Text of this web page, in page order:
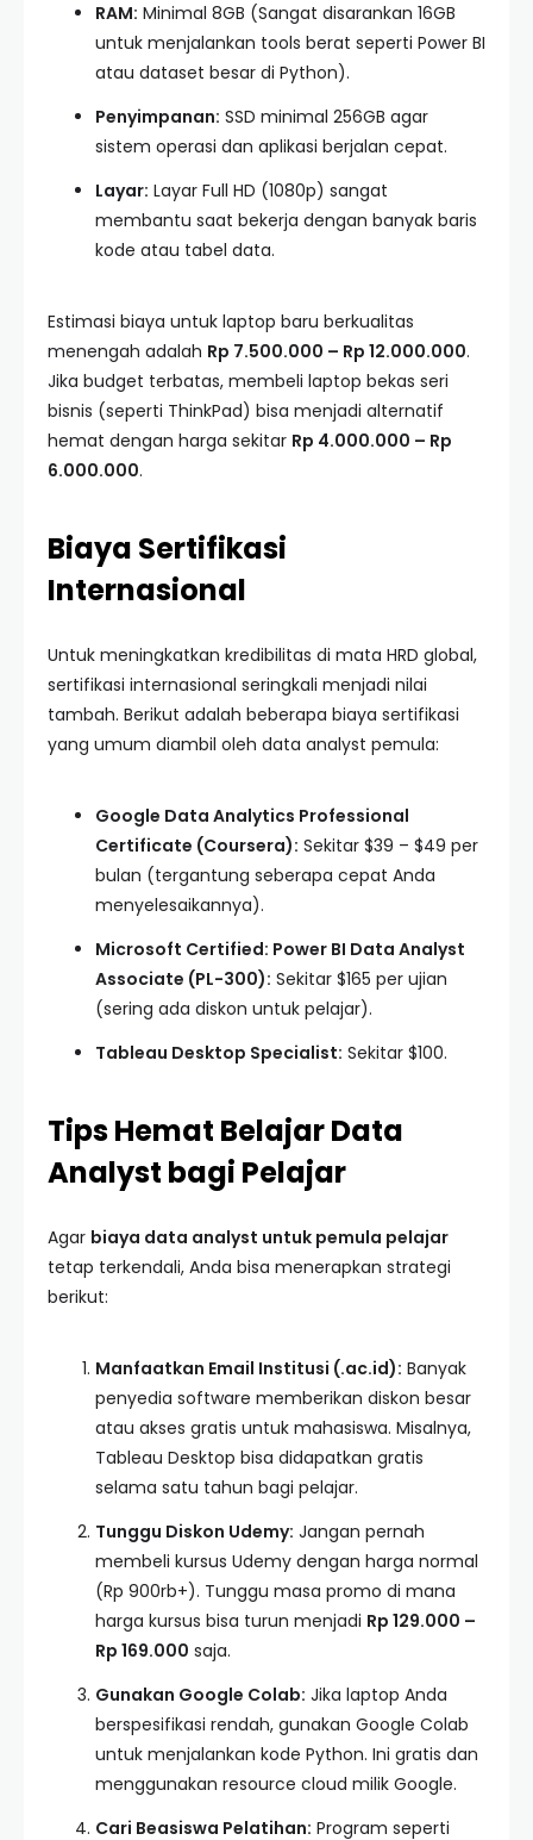
RAM: Minimal 8GB (Sangat disarankan 16GB
untuk menjalankan tools berat seperti Power BI
atau dataset besar di Python).
Penyimpanan: SSD minimal 256GB agar
sistem operasi dan aplikasi berjalan cepat.
Layar: Layar Full HD (1080p) sangat
membantu saat bekerja dengan banyak baris
kode atau tabel data.
Estimasi biaya untuk laptop baru berkualitas
menengah adalah Rp 7.500.000 – Rp 12.000.000.
Jika budget terbatas, membeli laptop bekas seri
bisnis (seperti ThinkPad) bisa menjadi alternatif
hemat dengan harga sekitar Rp 4.000.000 – Rp
6.000.000.
Biaya Sertifikasi
Internasional
Untuk meningkatkan kredibilitas di mata HRD global,
sertifikasi internasional seringkali menjadi nilai
tambah. Berikut adalah beberapa biaya sertifikasi
yang umum diambil oleh data analyst pemula:
Google Data Analytics Professional
Certificate (Coursera): Sekitar $39 – $49 per
bulan (tergantung seberapa cepat Anda
menyelesaikannya).
Microsoft Certified: Power BI Data Analyst
Associate (PL-300): Sekitar $165 per ujian
(sering ada diskon untuk pelajar).
Tableau Desktop Specialist: Sekitar $100.
Tips Hemat Belajar Data
Analyst bagi Pelajar
Agar biaya data analyst untuk pemula pelajar
tetap terkendali, Anda bisa menerapkan strategi
berikut:
Manfaatkan Email Institusi (.ac.id): Banyak
penyedia software memberikan diskon besar
atau akses gratis untuk mahasiswa. Misalnya,
Tableau Desktop bisa didapatkan gratis
selama satu tahun bagi pelajar.
Tunggu Diskon Udemy: Jangan pernah
membeli kursus Udemy dengan harga normal
(Rp 900rb+). Tunggu masa promo di mana
harga kursus bisa turun menjadi Rp 129.000 –
Rp 169.000 saja.
Gunakan Google Colab: Jika laptop Anda
berspesifikasi rendah, gunakan Google Colab
untuk menjalankan kode Python. Ini gratis dan
menggunakan resource cloud milik Google.
Cari Beasiswa Pelatihan: Program seperti